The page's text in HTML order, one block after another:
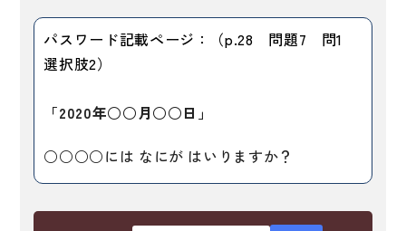
付属物の使い方について
教科書採用について
書籍の内容について
著作権について
総合教科書
ビジネスパーソン・研修生向け
留学生向け専門分野
子ども向け
文法
読解
パスワード記載ページ：（p.28 問題7 問1
選択肢2）
「2020年○○月○○日」
○○○○には なにが はいりますか？